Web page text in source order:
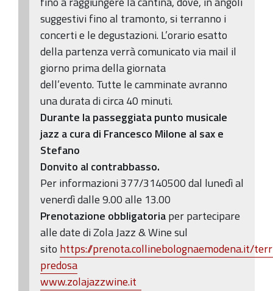
suggestivi fino al tramonto, si terranno i
concerti e le degustazioni. L’orario esatto
della partenza verrà comunicato via mail il
giorno prima della giornata
dell’evento. Tutte le camminate avranno
una durata di circa 40 minuti.
Durante la passeggiata punto musicale
jazz a cura di Francesco Milone al sax e
Stefano
Donvito al contrabbasso.
Per informazioni 377/3140500 dal lunedì al
venerdì dalle 9.00 alle 13.00
Prenotazione obbligatoriaper partecipare
alle date di Zola Jazz & Wine sul
sito https://prenota.collinebolognaemodena.it/
predosa
www.zolajazzwine.it